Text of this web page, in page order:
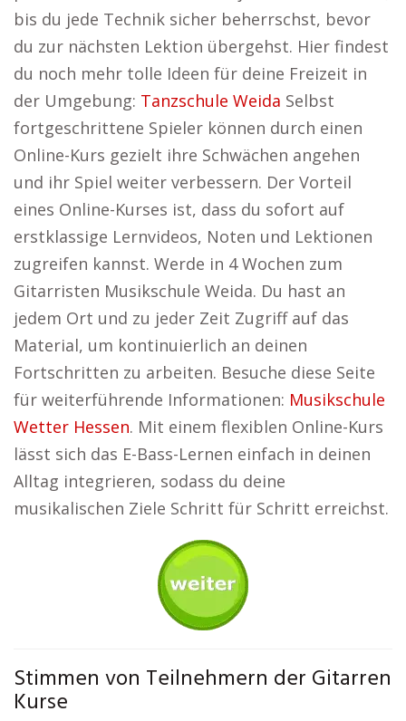
bis du jede Technik sicher beherrschst, bevor
du zur nächsten Lektion übergehst. Hier findest
du noch mehr tolle Ideen für deine Freizeit in
der Umgebung: Tanzschule Weida Selbst
fortgeschrittene Spieler können durch einen
Online-Kurs gezielt ihre Schwächen angehen
und ihr Spiel weiter verbessern. Der Vorteil
eines Online-Kurses ist, dass du sofort auf
erstklassige Lernvideos, Noten und Lektionen
zugreifen kannst. Werde in 4 Wochen zum
Gitarristen Musikschule Weida. Du hast an
jedem Ort und zu jeder Zeit Zugriff auf das
Material, um kontinuierlich an deinen
Fortschritten zu arbeiten. Besuche diese Seite
für weiterführende Informationen: Musikschule
Wetter Hessen. Mit einem flexiblen Online-Kurs
lässt sich das E-Bass-Lernen einfach in deinen
Alltag integrieren, sodass du deine
musikalischen Ziele Schritt für Schritt erreichst.
Stimmen von Teilnehmern der Gitarren
Kurse